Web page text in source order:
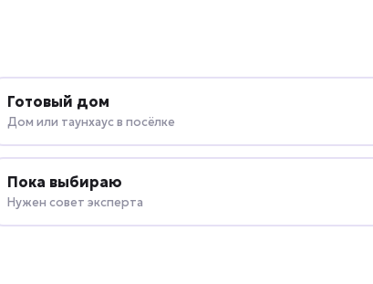
Готовый дом
Дом или таунхаус в посёлке
Пока выбираю
Нужен совет эксперта